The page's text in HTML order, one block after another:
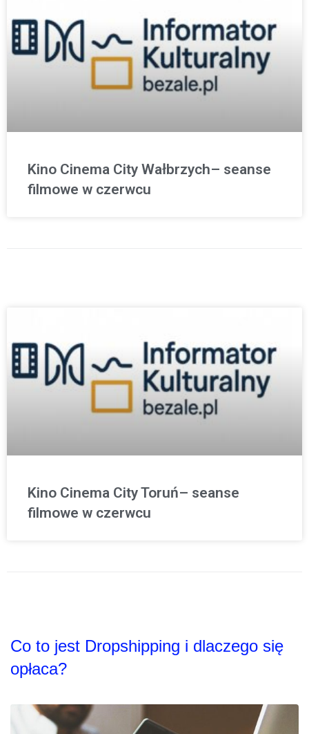
Kino Cinema City Wałbrzych– seanse
filmowe w czerwcu
Kino Cinema City Toruń– seanse
filmowe w czerwcu
Co to jest Dropshipping i dlaczego się
opłaca?